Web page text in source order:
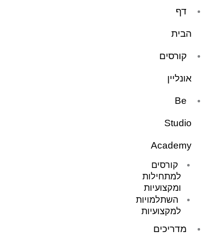
דף
הבית
קורסים
אונליין
Be
Studio
Academy
קורסים
למתחילות
ומקצועיות
השתלמויות
למקצועיות
מדריכים